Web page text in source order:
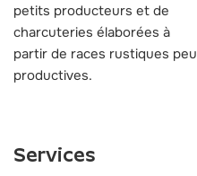
petits producteurs et de
charcuteries élaborées à
partir de races rustiques peu
productives.
Services